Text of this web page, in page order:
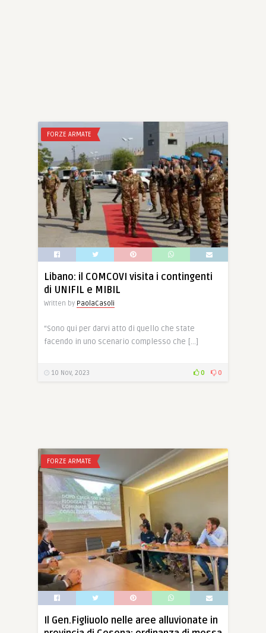
FORZE ARMATE
Libano: il COMCOVI visita i contingenti
di UNIFIL e MIBIL
Written by PaolaCasoli
“Sono qui per darvi atto di quello che state
facendo in uno scenario complesso che […]
10 Nov, 2023 0 0
FORZE ARMATE
Il Gen.Figliuolo nelle aree alluvionate in